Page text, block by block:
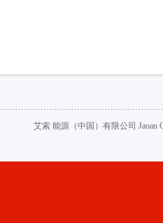
艾索 能源（中国）有限公司 Jaoan